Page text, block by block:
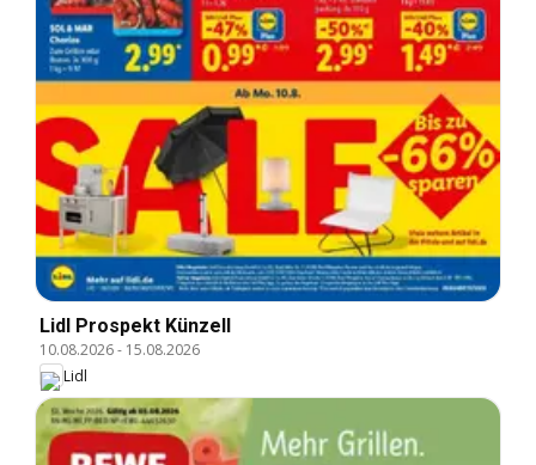
Lidl Prospekt Künzell
10.08.2026- 15.08.2026
Lidl